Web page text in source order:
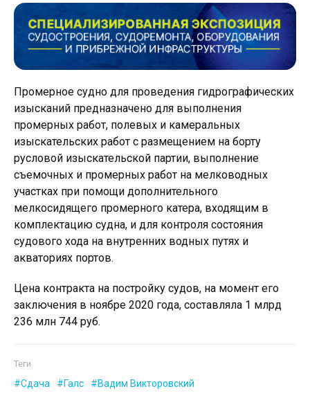
Промерное судно для проведения гидрографических
изысканий предназначено для выполнения
промерных работ, полевых и камеральных
изыскательских работ с размещением на борту
русловой изыскательской партии, выполнение
съемочных и промерных работ на мелководных
участках при помощи дополнительного
мелкосидящего промерного катера, входящим в
комплектацию судна, и для контроля состояния
судового хода на внутренних водных путях и
акваториях портов.
Цена контракта на постройку судов, на момент его
заключения в ноябре 2020 года, составляла 1 млрд
236 млн 744 руб.
Теги
Сдача Галс Вадим Викторовский